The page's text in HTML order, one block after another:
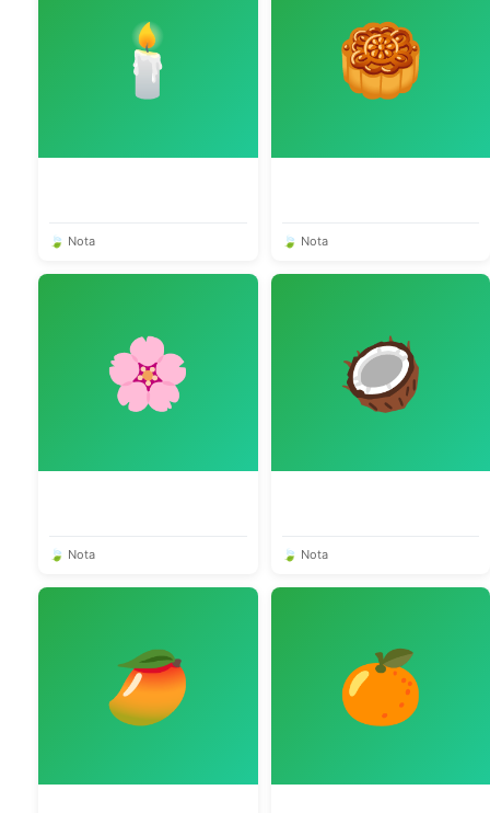
🕯️
🍃 Nota
🥮
🍃 Nota
🌸
🍃 Nota
🥥
🍃 Nota
🥭 🍊